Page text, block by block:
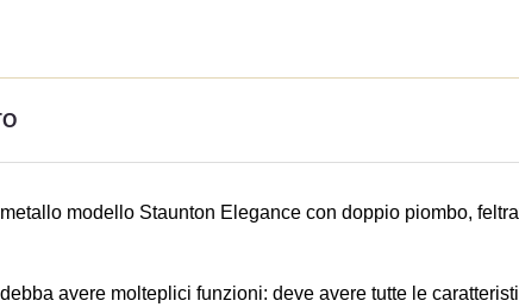
modello Staunton Elegance con doppio piombo,
avere molteplici funzioni: deve avere tutte le